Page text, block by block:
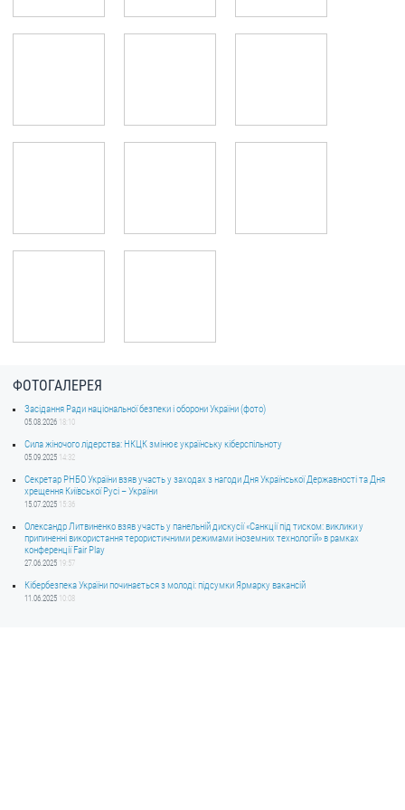
ФОТОГАЛЕРЕЯ
Засідання Ради національної безпеки і оборони України (фото)
05.08.2026 18:10
Сила жіночого лідерства: НКЦК змінює українську кіберспільноту
05.09.2025 14:32
Секретар РНБО України взяв участь у заходах з нагоди Дня Української Державності та Дня
хрещення Київської Русі – України
15.07.2025 15:36
Олександр Литвиненко взяв участь у панельній дискусії «Санкції під тиском: виклики у
припиненні використання терористичними режимами іноземних технологій» в рамках
конференції Fair Play
27.06.2025 19:57
Кібербезпека України починається з молоді: підсумки Ярмарку вакансій
11.06.2025 10:08